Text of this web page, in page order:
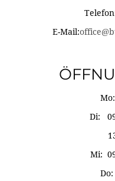
E-Mail:
Di:
Mi: